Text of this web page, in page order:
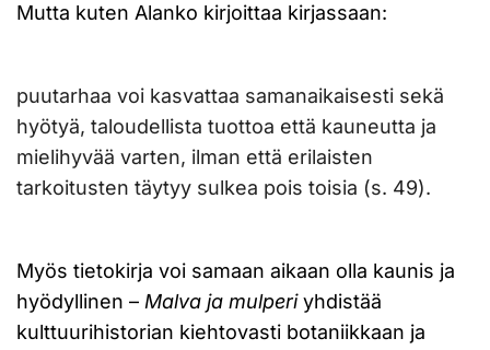
Mutta kuten Alanko kirjoittaa kirjassaan:
puutarhaa voi kasvattaa samanaikaisesti sekä
hyötyä, taloudellista tuottoa että kauneutta ja
mielihyvää varten, ilman että erilaisten
tarkoitusten täytyy sulkea pois toisia (s. 49).
Myös tietokirja voi samaan aikaan olla kaunis ja
hyödyllinen – Malva ja mulperiyhdistää
kulttuurihistorian kiehtovasti botaniikkaan ja